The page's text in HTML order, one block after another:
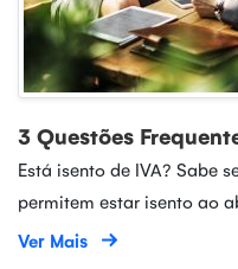
3 Questões
Está isento de IVA? Sabe
permitem estar isento ao
Ver Mais